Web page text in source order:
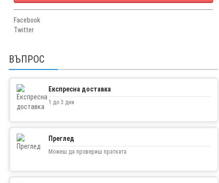
Facebook
Twitter
ВЪПРОС
Експресна доставка
1 до 3 дни
Преглед
Можеш да провериш пратката